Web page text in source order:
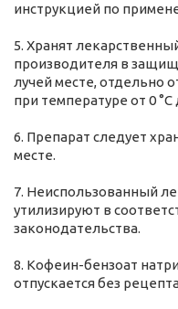
инструкцией по
5. Хранят
производителя в
лучей месте, отдельно
при температуре от 0 °С
6. Препарат следует
месте.
7. Неиспользованный
утилизируют в
законодательства.
8. Кофеин-бензоат
отпускается без